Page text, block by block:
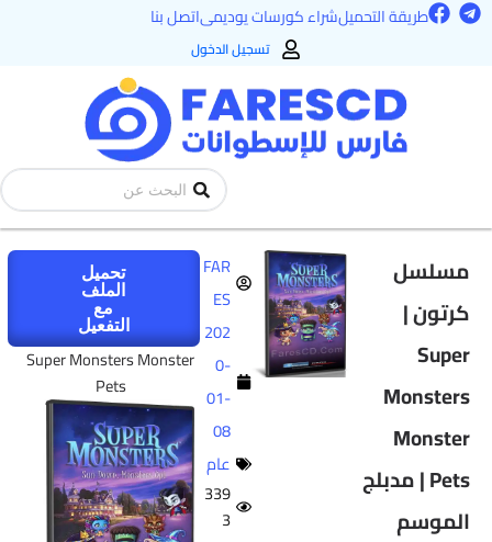
طريقة التحميلشراء كورسات يوديمىاتصل بنا T
e
F
a تسجيل الدخول
Search
مسلسل
كرتون |
Super
Monsters
Monster
Pets | مدبلج
الموسم
FAR
ES
202
0-
01-
08
عام
339
3
تحميل
الملف
مع
التفعيل
Super Monsters Monster
Pets